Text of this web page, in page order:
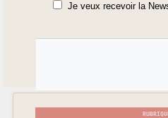
Je veux recevoir la